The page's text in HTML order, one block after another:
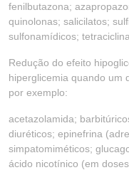
fenilbutazona;
quinolonas; salicilatos;
sulfonamídicos;
Redução do efeito
hiperglicemia quando um
por exemplo:
acetazolamida;
diuréticos; epinefrina
simpatomiméticos;
ácido nicotínico (em